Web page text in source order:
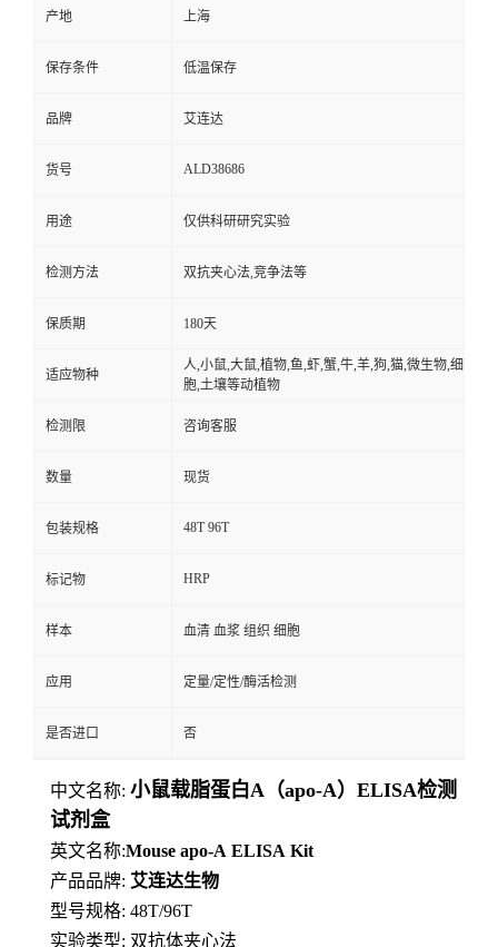
产地 上海
保存条件 低温保存
品牌 艾连达
货号 ALD38686
用途 仅供科研研究实验
检测方法 双抗夹心法,竞争法等
保质期 180天
适应物种
人,小鼠,大鼠,植物,鱼,虾,蟹,牛,羊,狗,猫,微生物,细
胞,土壤等动植物
检测限 咨询客服
数量 现货
包装规格 48T 96T
标记物 HRP
样本 血清 血浆 组织 细胞
应用 定量/定性/酶活检测
是否进口 否
中文名称: 小鼠载脂蛋白A（apo-A）ELISA检测
试剂盒
英文名称:Mouse apo-A ELISA Kit
产品品牌: 艾连达生物
型号规格: 48T/96T
实验类型: 双抗体夹心法